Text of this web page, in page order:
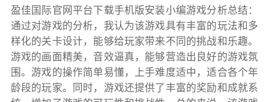
盈佳国际官网平台下载手机版安装小编游戏分析总结：
通过对游戏的分析，我认为该游戏具有丰富的玩法和多
样化的关卡设计，能够给玩家带来不同的挑战和乐趣。
游戏的画面精美，音效逼真，能够营造出良好的游戏氛
围。游戏的操作简单易懂，上手难度适中，适合各个年
龄段的玩家。同时，游戏还提供了丰富的奖励和成就系